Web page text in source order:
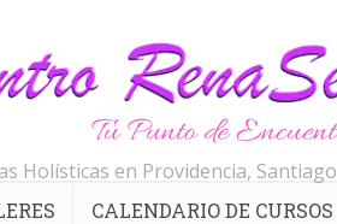
Holísticas en Providencia, Santiago
CALENDARIO DE CURSOS